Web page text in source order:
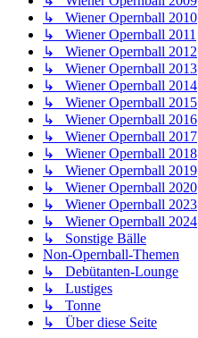
↳ Wiener Opernball 2010
↳ Wiener Opernball 2011
↳ Wiener Opernball 2012
↳ Wiener Opernball 2013
↳ Wiener Opernball 2014
↳ Wiener Opernball 2015
↳ Wiener Opernball 2016
↳ Wiener Opernball 2017
↳ Wiener Opernball 2018
↳ Wiener Opernball 2019
↳ Wiener Opernball 2020
↳ Wiener Opernball 2023
↳ Wiener Opernball 2024
↳ Sonstige Bälle
Non-Opernball-Themen
↳ Debütanten-Lounge
↳ Lustiges
↳ Tonne
↳ Über diese Seite